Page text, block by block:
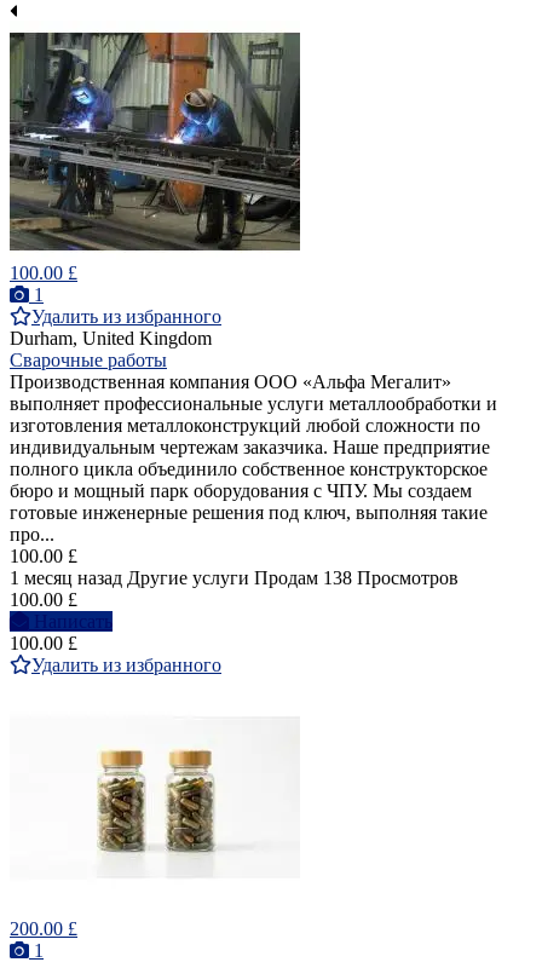
100.00 £
1
Удалить из избранного
Durham, United Kingdom
Сварочные работы
Производственная компания ООО «Альфа Мегалит»
выполняет профессиональные услуги металлообработки и
изготовления металлоконструкций любой сложности по
индивидуальным чертежам заказчика. Наше предприятие
полного цикла объединило собственное конструкторское
бюро и мощный парк оборудования с ЧПУ. Мы создаем
готовые инженерные решения под ключ, выполняя такие
про...
100.00 £
1 месяц назад Другие услуги Продам 138 Просмотров
100.00 £
Написать
100.00 £
Удалить из избранного
200.00 £
1